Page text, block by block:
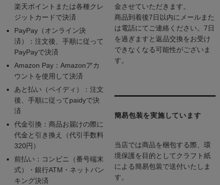
楽天ポイントまたは各種クレ
ジットカードで決済
PayPay（オンライン決
済）：注文後、手順に従って
PayPayで決済
Amazon Pay：Amazonアカ
ウントを使用して決済
あと払い（ペイディ）：注文
後、手順に従ってpaidyで決
済
代金引換：商品お届けの際に
代金と引き換え（代引手数料
320円）
前払い：コンビニ（番号端末
式）・銀行ATM・ネットバン
キング決済
金させていただきます。
商品到着後7日以内にメールまた
は電話にてご連絡ください。7日
を過ぎますと返品交換をお受け
できなくなる可能性がございま
す。
簡易包装を実施しています
当店では商品を梱包する際、環
境保護を目的としてクラフト紙
による簡易包装で送付いたしま
す。